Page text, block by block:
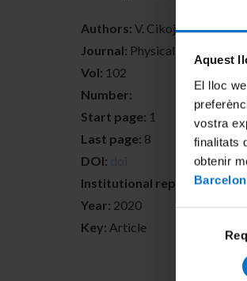
Aquest
El lloc
vostra
finalitats
obtenir
consentiment
Authors: V. Cikojevic; L.
Journal: Physical Review A
Vol: 102
Number:
Start page: 1
Last page: 8
DOI: doi
Institutional repositories:
Year: 2020
Key: Article